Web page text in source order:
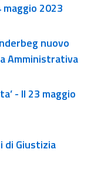
2023
nuovo
Amministrativa
- Il 23 maggio
di Giustizia